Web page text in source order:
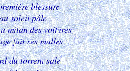
blessure
soleil pâle
mitan des voitures
fait ses malles
du torrent sale